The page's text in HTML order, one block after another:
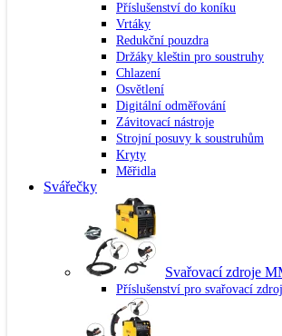
Příslušenství do koníku
Vrtáky
Redukční pouzdra
Držáky kleštin pro soustruhy
Chlazení
Osvětlení
Digitální odměřování
Závitovací nástroje
Strojní posuvy k soustruhům
Kryty
Měřidla
Svářečky
Svařovací zdroje
Příslušenství pro svařovací